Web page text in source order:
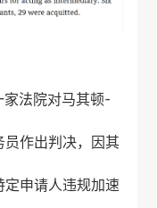
家法院对马其顿-
作出判决，因其
申请人违规加速